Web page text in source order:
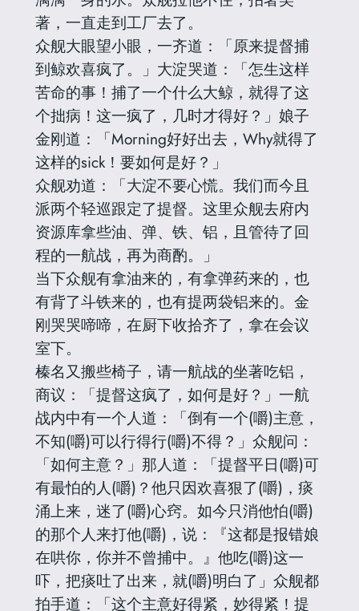
著，一直走到工厂去了。
众舰大眼望小眼，一齐道：「原来提督捕
到鲸欢喜疯了。」大淀哭道：「怎生这样
苦命的事！捕了一个什么大鲸，就得了这
个拙病！这一疯了，几时才得好？」娘子
金刚道：「Morning好好出去，Why就得了
这样的sick！要如何是好？」
众舰劝道：「大淀不要心慌。我们而今且
派两个轻巡跟定了提督。这里众舰去府内
资源库拿些油、弹、铁、铝，且管待了回
程的一航战，再为商酌。」
当下众舰有拿油来的，有拿弹药来的，也
有背了斗铁来的，也有提两袋铝来的。金
刚哭哭啼啼，在厨下收拾齐了，拿在会议
室下。
榛名又搬些椅子，请一航战的坐著吃铝，
商议：「提督这疯了，如何是好？」一航
战内中有一个人道：「倒有一个(嚼)主意，
不知(嚼)可以行得行(嚼)不得？」众舰问：
「如何主意？」那人道：「提督平日(嚼)可
有最怕的人(嚼)？他只因欢喜狠了(嚼)，痰
涌上来，迷了(嚼)心窍。如今只消他怕(嚼)
的那个人来打他(嚼)，说：『这都是报错娘
在哄你，你并不曾捕中。』他吃(嚼)这一
吓，把痰吐了出来，就(嚼)明白了」众舰都
拍手道：「这个主意好得紧，妙得紧！提